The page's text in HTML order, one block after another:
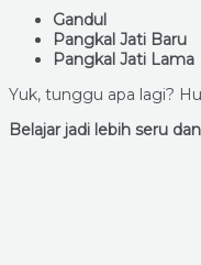
Gandul
Pangkal Jati Baru
Pangkal Jati Lama
Yuk, tunggu apa lagi?
Belajar jadi lebih seru